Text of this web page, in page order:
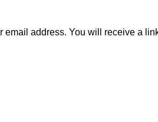
address. You will receive a